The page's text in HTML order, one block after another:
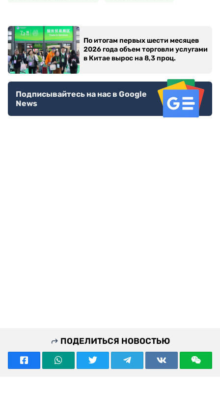
По итогам первых шести месяцев
2026 года объем торговли услугами
в Китае вырос на 8,3 проц.
Подписывайтесь на нас в Google
News
ПОДЕЛИТЬСЯ НОВОСТЬЮ